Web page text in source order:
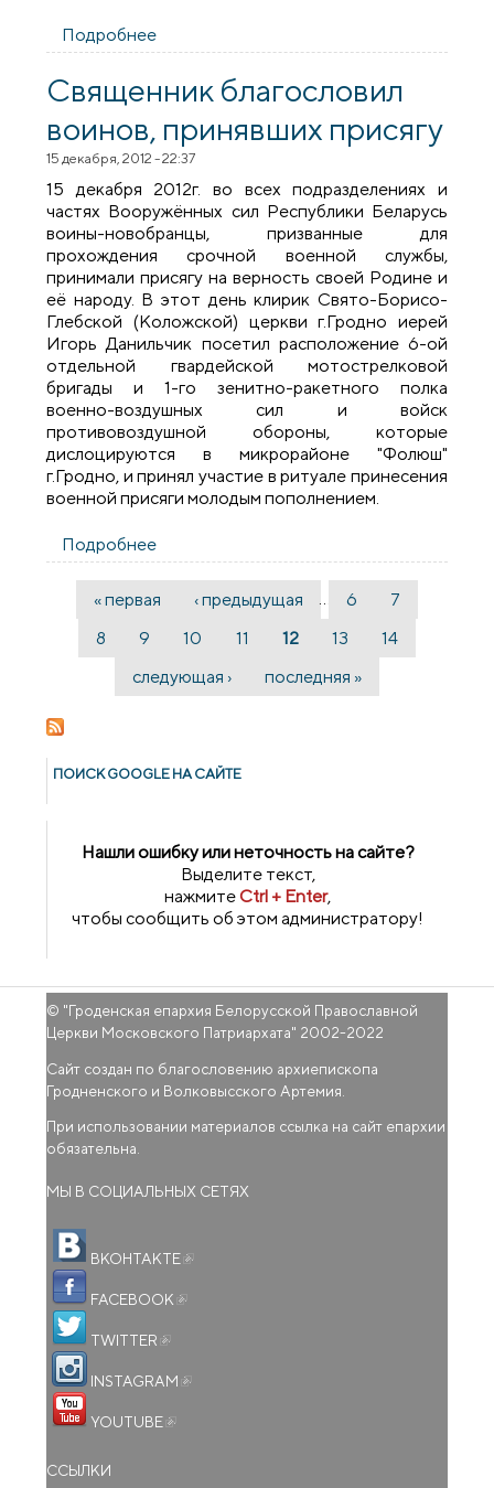
Подробнее
филологического факультета
Священник благословил
воинов, принявших присягу
15 декабря, 2012 - 22:37
15 декабря 2012г. во всех подразделениях и
частях Вооружённых сил Республики Беларусь
воины-новобранцы, призванные для
прохождения срочной военной службы,
принимали присягу на верность своей Родине и
её народу. В этот день клирик Свято-Борисо-
Глебской (Коложской) церкви г.Гродно иерей
Игорь Данильчик посетил расположение 6-ой
отдельной гвардейской мотострелковой
бригады и 1-го зенитно-ракетного полка
военно-воздушных сил и войск
противовоздушной обороны, которые
дислоцируются в микрорайоне "Фолюш"
г.Гродно, и принял участие в ритуале принесения
военной присяги молодым пополнением.
Подробнее
принявших присягу
Страницы
« первая ‹ предыдущая 6
7
8
9 10 11 12 13
14
следующая ›
последняя »
ПОИСК GOОGLE НА САЙТЕ
Нашли ошибку или неточность на сайте?
Выделите текст,
нажмитеCtrl + Enter,
чтобы сообщить об этом администратору!
© "Гроденская епархия Белорусской Православной
Церкви Московского Патриархата" 2002-2022
Сайт создан по благословению архиепископа
Гродненского и Волковысского Артемия.
При использовании материалов ссылка на сайт епархии
обязательна.
МЫ В СОЦИАЛЬНЫХ СЕТЯХ
ВКОНТАКТЕ
FACEBOOK
TWITTER
INSTAGRAM
YOUTUBE
ССЫЛКИ